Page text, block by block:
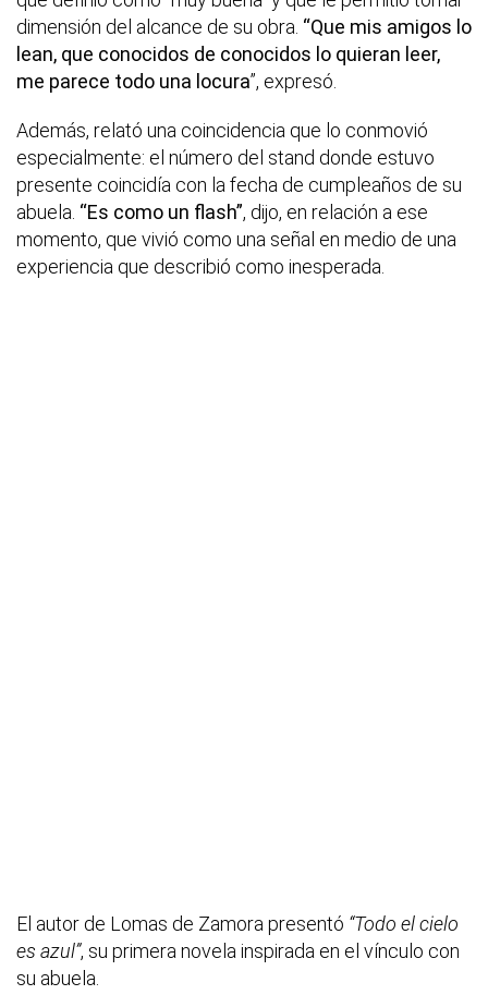
dimensión del alcance de su obra. “Que mis amigos lo
lean, que conocidos de conocidos lo quieran leer,
me parece todo una locura”, expresó.
Además, relató una coincidencia que lo conmovió
especialmente: el número del stand donde estuvo
presente coincidía con la fecha de cumpleaños de su
abuela. “Es como un flash”, dijo, en relación a ese
momento, que vivió como una señal en medio de una
experiencia que describió como inesperada.
El autor de Lomas de Zamora presentó “Todo el cielo
es azul”, su primera novela inspirada en el vínculo con
su abuela.